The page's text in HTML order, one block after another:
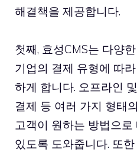
해결책을 제공합니다.
첫째, 효성CMS는 다양
기업의 결제 유형에 따
하게 합니다. 오프라인
결제 등 여러 가지 형태
고객이 원하는 방법으
있도록 도와줍니다. 또